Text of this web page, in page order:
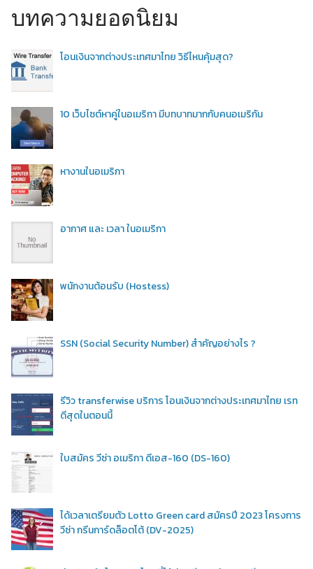
บทความยอดนิยม
โอนเงินจากต่างประเทศมาไทย วิธีไหนคุ้มสุด?
10 เว็บไซต์หาคู่ในอเมริกา มีบทบาทมากกับคนอเมริกัน
หางานในอเมริกา
อากาศ และ เวลา ในอเมริกา
พนักงานต้อนรับ (Hostess)
SSN (Social Security Number) สำคัญอย่างไร ?
รีวิว transferwise บริการ โอนเงินจากต่างประเทศมาไทย เรท
ดีสุดในตอนนี้
ใบสมัคร วีซ่า อเมริกา ดีเอส-160 (DS-160)
ได้เวลาเตรียมตัว Lotto Green card สมัครปี 2023 โครงการ
วีซ่า กรีนการ์ดล็อตโต้ (DV-2025)